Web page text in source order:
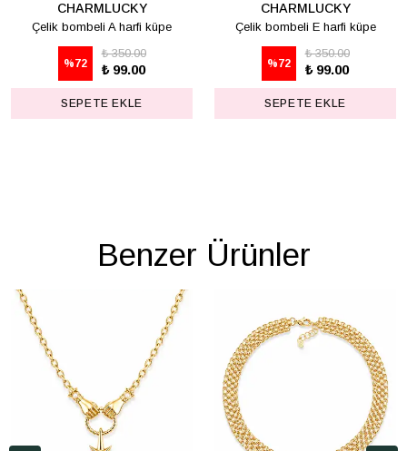
CHARMLUCKY
Çelik bombeli A harfi küpe
%72
₺ 350.00
₺ 99.00
SEPETE EKLE
CHARMLUCKY
Çelik bombeli E harfi küpe
%72
₺ 350.00
₺ 99.00
SEPETE EKLE
Benzer Ürünler